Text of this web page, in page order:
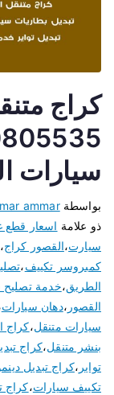
كراج
سيارات
بواسطةammar
ذو علامة اسعار قطع
سيارت،القصور كراج،
كمبروسر تكييف،
الطريق،خدمة تصليح
القصور ،دهان سيارات
سيارات متنقل،كراج
بنشر متنقل،كراج
تواير ،كراج تبديل
تكييف سيارات،كراج